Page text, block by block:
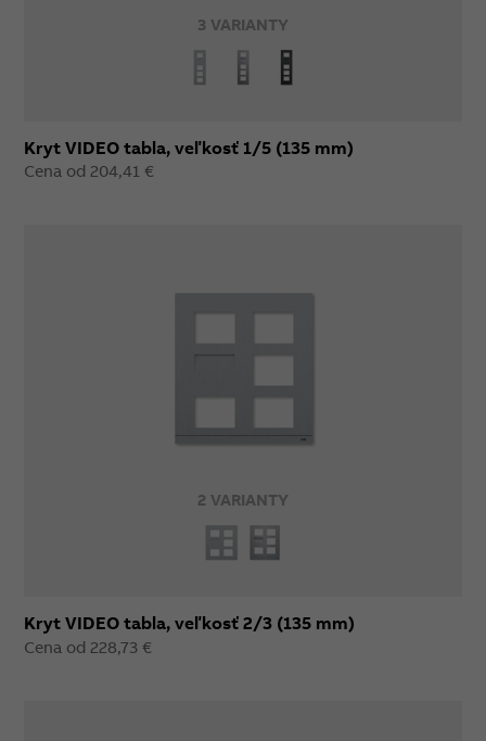
3 VARIANTY
Kryt VIDEO tabla, veľkosť 1/5 (135 mm)
Cena od 204,41 €
2 VARIANTY
Kryt VIDEO tabla, veľkosť 2/3 (135 mm)
Cena od 228,73 €